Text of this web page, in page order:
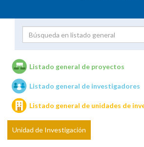
Unidades de investigación
Listado general de proyectos
Listado general de investigadores
Listado general de unidades de
Unidad de Investigación